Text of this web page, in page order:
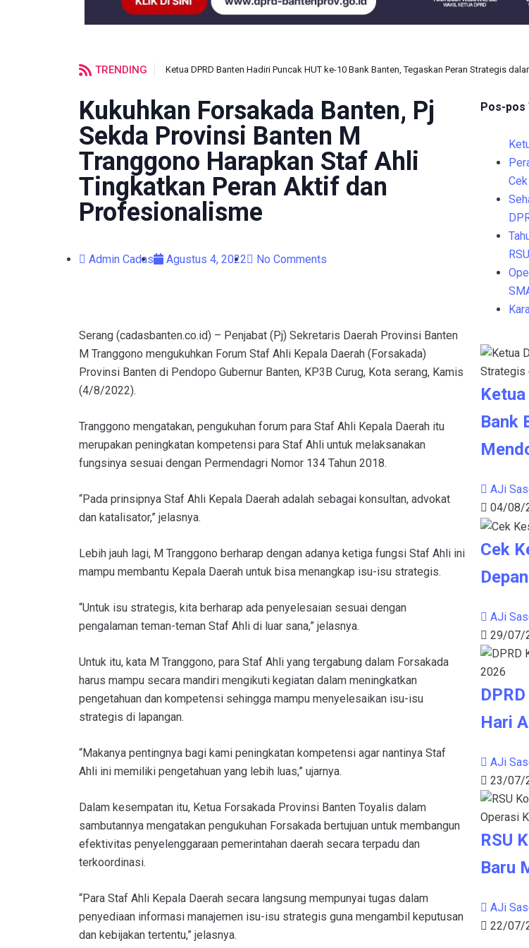
TRENDING Ketua DPRD Banten Hadiri Puncak HUT ke-10 Bank Banten, Tegaskan Peran Strategis
Kukuhkan Forsakada Banten, Pj
Sekda Provinsi Banten M
Tranggono Harapkan Staf Ahli
Tingkatkan Peran Aktif dan
Profesionalisme
Admin Cadas Agustus 4, 2022 No Comments
Serang (cadasbanten.co.id) – Penjabat (Pj) Sekretaris Daerah Provinsi Banten
M Tranggono mengukuhkan Forum Staf Ahli Kepala Daerah (Forsakada)
Provinsi Banten di Pendopo Gubernur Banten, KP3B Curug, Kota serang, Kamis
(4/8/2022).
Tranggono mengatakan, pengukuhan forum para Staf Ahli Kepala Daerah itu
merupakan peningkatan kompetensi para Staf Ahli untuk melaksanakan
fungsinya sesuai dengan Permendagri Nomor 134 Tahun 2018.
“Pada prinsipnya Staf Ahli Kepala Daerah adalah sebagai konsultan, advokat
dan katalisator,” jelasnya.
Lebih jauh lagi, M Tranggono berharap dengan adanya ketiga fungsi Staf Ahli ini
mampu membantu Kepala Daerah untuk bisa menangkap isu-isu strategis.
“Untuk isu strategis, kita berharap ada penyelesaian sesuai dengan
pengalaman teman-teman Staf Ahli di luar sana,” jelasnya.
Untuk itu, kata M Tranggono, para Staf Ahli yang tergabung dalam Forsakada
harus mampu secara mandiri mengikuti kegiatan dalam meningkatkan
pengetahuan dan kompetensi sehingga mampu menyelesaikan isu-isu
strategis di lapangan.
“Makanya pentingnya bagi kami peningkatan kompetensi agar nantinya Staf
Ahli ini memiliki pengetahuan yang lebih luas,” ujarnya.
Dalam kesempatan itu, Ketua Forsakada Provinsi Banten Toyalis dalam
sambutannya mengatakan pengukuhan Forsakada bertujuan untuk membangun
efektivitas penyelenggaraan pemerintahan daerah secara terpadu dan
terkoordinasi.
“Para Staf Ahli Kepala Daerah secara langsung mempunyai tugas dalam
penyediaan informasi manajemen isu-isu strategis guna mengambil keputusan
dan kebijakan tertentu,” jelasnya.
Pos-
Bank
AJi
04/08/
Cek
AJi
29/07/
Hari
AJi
23/07/
RSU
Baru
AJi
22/07/